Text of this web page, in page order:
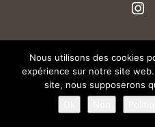
ALL
Nous utilisons des cookies
expérience sur notre site
site, nous supposerons